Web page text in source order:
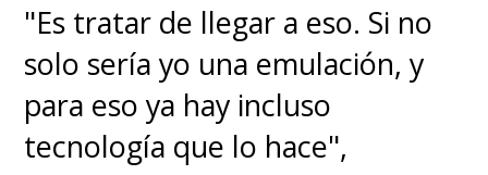
"Es tratar de llegar a eso. Si no
solo sería yo una emulación, y
para eso ya hay incluso
tecnología que lo hace",